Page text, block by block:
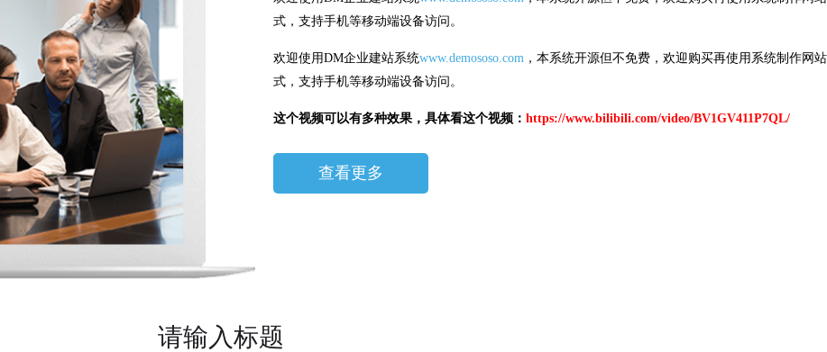
式，支持手机等移动端设备访问。
欢迎使用DM企业建站系统www.demososo.com ，本系统开源但不免费，欢迎购买再使用系统制作网
式，支持手机等移动端设备访问。
​这个视频可以有多种效果，具体看这个视频： https://www.bilibili.com/video/BV1GV411P7QL/
查看更多
请输入标题